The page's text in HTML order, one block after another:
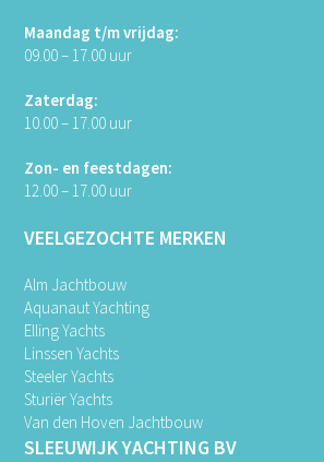
Maandag t/m vrijdag:
09.00 – 17.00 uur
Zaterdag:
10.00 – 17.00 uur
Zon- en feestdagen:
12.00 – 17.00 uur
VEELGEZOCHTE MERKEN
Alm Jachtbouw
Aquanaut Yachting
Elling Yachts
Linssen Yachts
Steeler Yachts
Sturiër Yachts
Van den Hoven Jachtbouw
SLEEUWIJK YACHTING BV